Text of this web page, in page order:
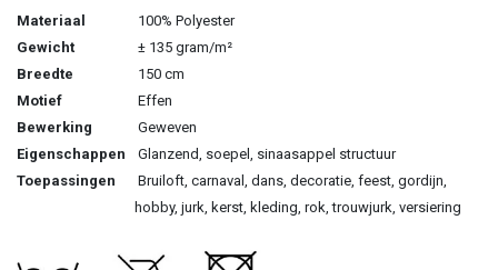
Materiaal
100% Polyester
Gewicht
± 135 gram/m²
Breedte
150 cm
Motief
Effen
Bewerking
Geweven
Eigenschappen
Glanzend, soepel, sinaasappel structuur
Toepassingen
Bruiloft, carnaval, dans, decoratie, feest, gordijn,
hobby, jurk, kerst, kleding, rok, trouwjurk, versiering